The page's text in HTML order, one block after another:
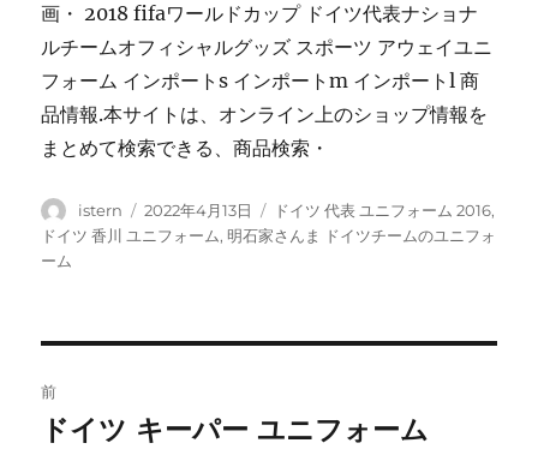
画・ 2018 fifaワールドカップ ドイツ代表ナショナ
ルチームオフィシャルグッズ スポーツ アウェイユニ
フォーム インポートs インポートm インポートl 商
品情報.本サイトは、オンライン上のショップ情報を
まとめて検索できる、商品検索・
投
稿
istern
投
稿
2022年4月13日
タ
グ
ドイツ 代表 ユニフォーム 2016,
ドイツ 香川 ユニフォーム,明石家さんま ドイツチームのユニフォ
ーム
稿
前
前
ドイツ キーパー ユニフォーム